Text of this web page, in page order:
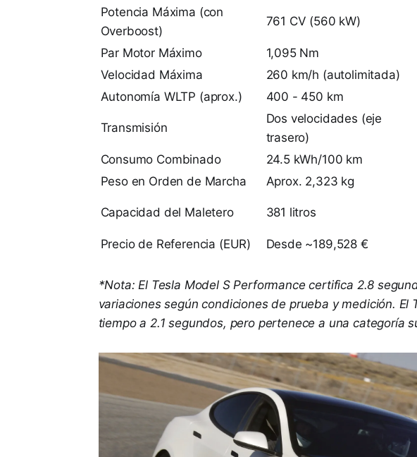
Potencia Máxima (con
Overboost)
761 CV (560 kW)
Par Motor Máximo 1,095 Nm
Velocidad Máxima
260 km/h (autolimitada)
Autonomía WLTP (aprox.)
400 - 450 km
Transmisión
Dos velocidades (eje
trasero)
Consumo Combinado 24.5 kWh/100 km
Peso en Orden de Marcha
Aprox. 2,323 kg
Capacidad del Maletero 381 litros
Precio de Referencia (EUR)
Desde ~189,528 €
*Nota: El Tesla Model S Performance certifica 2.8
variaciones según condiciones de prueba y medición. El
tiempo a 2.1 segundos, pero pertenece a una categoría